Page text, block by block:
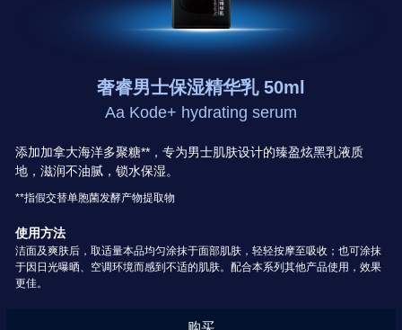
奢睿男士保湿精华乳 50ml
Aa Kode+ hydrating serum
添加加拿大海洋多聚糖**，专为男士肌肤设计的臻盈炫黑乳液质
地，滋润不油腻，锁水保湿。
**指假交替单胞菌发酵产物提取物
使用方法
洁面及爽肤后，取适量本品均匀涂抹于面部肌肤，轻轻按摩至吸收；也可涂抹
于因日光曝晒、空调环境而感到不适的肌肤。配合本系列其他产品使用，效果
更佳。
购买